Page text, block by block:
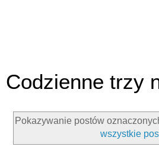
Codzienne trzy
Pokazywanie postów
wszystkie